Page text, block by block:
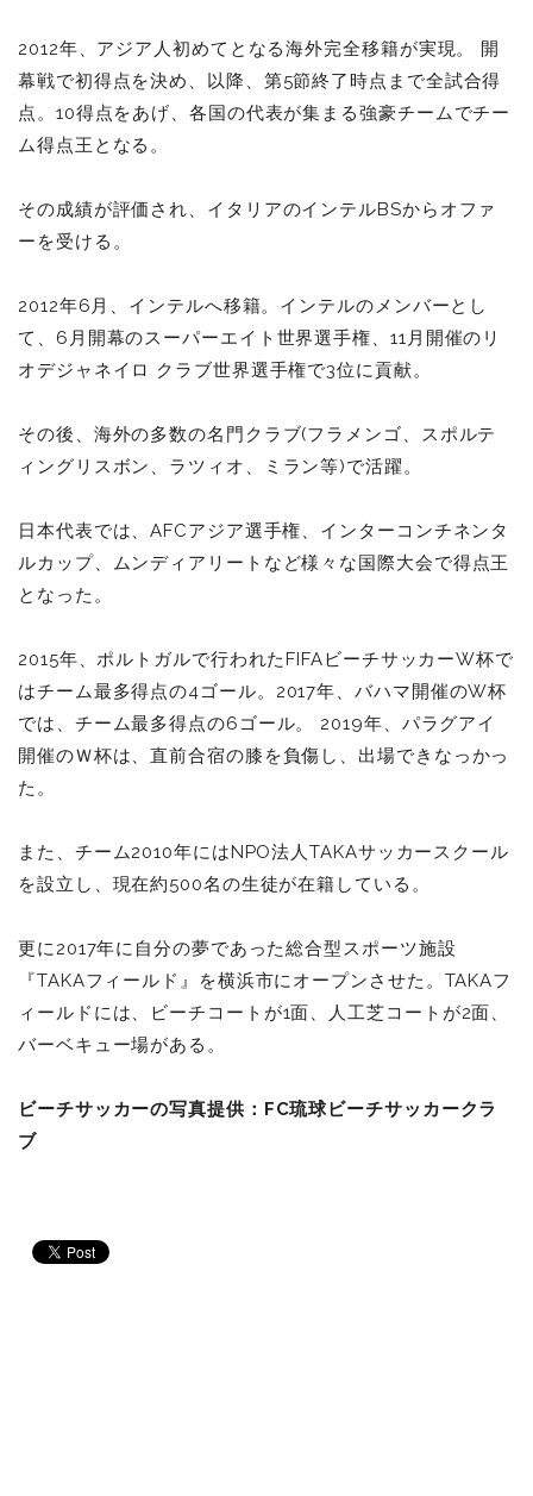
2012年、アジア人初めてとなる海外完全移籍が実現。
開
幕戦で初得点を決め、以降、第5節終了時点まで全試合得
点。10得点をあげ、各国の代表が集まる強豪チームでチー
ム得点王となる。
その成績が評価され、イタリアのインテルBSからオファ
ーを受ける。
2012年6月、インテルへ移籍。インテルのメンバーとし
て、6月開幕のスーパーエイト世界選手権、11月開催のリ
オデジャネイロ クラブ世界選手権で3位に貢献。
その後、海外の多数の名門クラブ(フラメンゴ、スポルテ
ィングリスボン、ラツィオ、ミラン等)で活躍。
日本代表では、AFCアジア選手権、インターコンチネンタ
ルカップ、ムンディアリートなど様々な国際大会で得点王
となった。
2015年、ポルトガルで行われたFIFAビーチサッカーW杯で
はチーム最多得点の4ゴール。 2017年、バハマ開催のW杯
では、チーム最多得点の6ゴール。 2019年、パラグアイ
開催のＷ杯は、直前合宿の膝を負傷し、出場できなっかっ
た。
また、チーム2010年にはNPO法人TAKAサッカースクール
を設立し、現在約500名の生徒が在籍している。
更に2017年に自分の夢であった総合型スポーツ施設
『TAKAフィールド』を横浜市にオープンさせた。TAKAフ
ィールドには、ビーチコートが1面、人工芝コートが2面、
バーベキュー場がある。
ビーチサッカーの写真提供：FC琉球ビーチサッカークラ
ブ